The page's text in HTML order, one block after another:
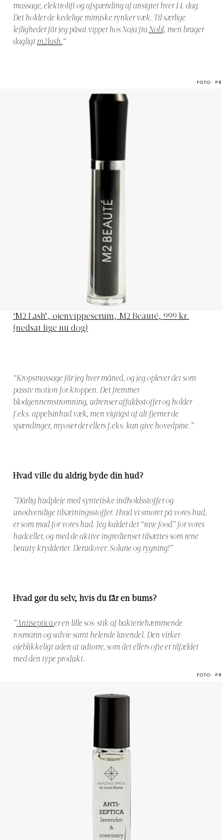
massage, elektrolift og afspænding af ansigtet hver 14. dag.
Det holder de kedelige mimiske rynker væk. Til særlige
lejligheder får jeg påsat vipper hos Naja fra Nobl, men bruger
dagligt m2lash.“
FOTO: PR
‘M2 Lash’, øjenvippeserum, M2 Beauté, 999 kr.
(nedsat lige nu dog)
“Kropsmassage får jeg hver måned, og jeg oplever det som
passiv motion for kroppen. Det fremmer
blodgennemstrømning, udrenser affaldsstoffer og holder
f.eks. appelsinhud væk, men vigtigst af alt fjerner de
spændinger, myoser der ellers f.eks. kan give hovedpine.”
Hvad ville du aldrig byde din hud?
”Dårlig hudpleje med syntetiske indholdsstoffer og
unødvendige tilsætningsstoffer. Hvad vi smører på vores hud,
er som mad for vores hud. Jeg kalder det “raw food” for vores
hudceller, og med de aktive ingredienser tilsættes som rene
beauty krydderier. Derudover: Solarie og rygning!”
Hvad gør du selv, hvis du får en bums?
”Antiseptica er en lille sos-stik af bakteriehæmmende
rosmarin og salvie samt helende lavendel. Den virker
øjeblikkeligt uden at udtørre, som det ellers ofte er tilfældet
med den type produkt.
FOTO: PR